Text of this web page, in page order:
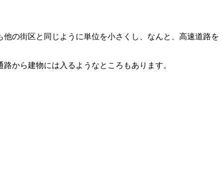
の街区と同じように単位を小さくし、なんと、高速道路を
から建物には入るようなところもあります。